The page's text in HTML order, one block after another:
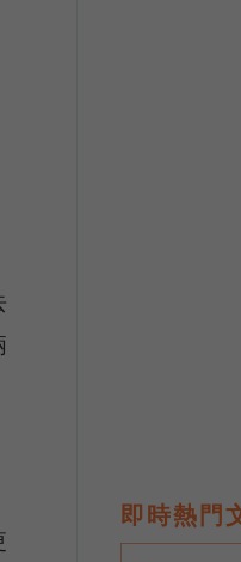
即時熱門